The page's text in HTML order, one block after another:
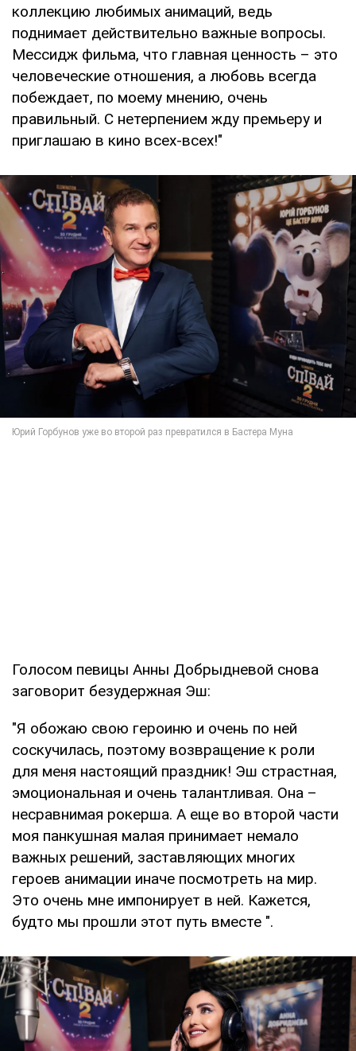
коллекцию любимых анимаций, ведь
поднимает действительно важные вопросы.
Мессидж фильма, что главная ценность – это
человеческие отношения, а любовь всегда
побеждает, по моему мнению, очень
правильный. С нетерпением жду премьеру и
приглашаю в кино всех-всех!"
Голосом певицы Анны Добрыдневой снова
заговорит безудержная Эш:
"Я обожаю свою героиню и очень по ней
соскучилась, поэтому возвращение к роли
для меня настоящий праздник! Эш страстная,
эмоциональная и очень талантливая. Она –
несравнимая рокерша. А еще во второй части
моя панкушная малая принимает немало
важных решений, заставляющих многих
героев анимации иначе посмотреть на мир.
Это очень мне импонирует в ней. Кажется,
будто мы прошли этот путь вместе ".